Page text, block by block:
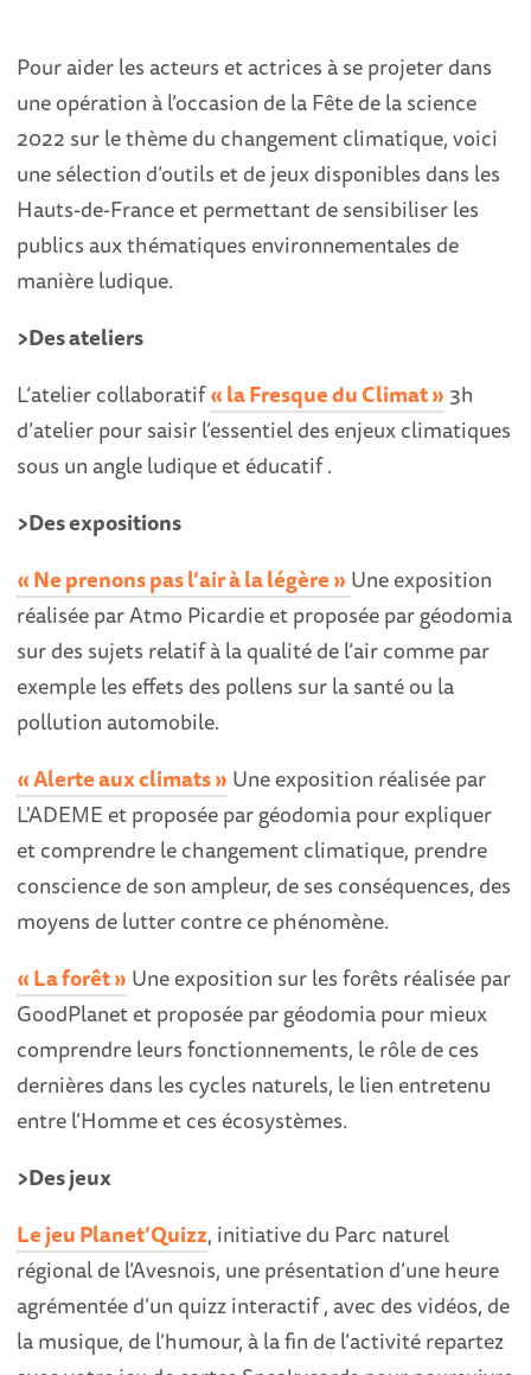
Pour aider les acteurs et actrices à se projeter dans
une opération à l’occasion de la Fête de la science
2022 sur le thème du changement climatique, voici
une sélection d’outils et de jeux disponibles dans les
Hauts-de-France et permettant de sensibiliser les
publics aux thématiques environnementales de
manière ludique.
>Des ateliers
L’atelier collaboratif« la Fresque du Climat »3h
d’atelier pour saisir l’essentiel des enjeux climatiques
sous un angle ludique et éducatif .
>Des expositions
« Ne prenons pas l’air à la légère » Une exposition
réalisée par Atmo Picardie et proposée par géodomia
sur des sujets relatif à la qualité de l’air comme par
exemple les effets des pollens sur la santé ou la
pollution automobile.
« Alerte aux climats » Une exposition réalisée par
L'ADEME et proposée par géodomia pour expliquer
et comprendre le changement climatique, prendre
conscience de son ampleur, de ses conséquences, des
moyens de lutter contre ce phénomène.
« La forêt » Une exposition sur les forêts réalisée par
GoodPlanet et proposée par géodomia pour mieux
comprendre leurs fonctionnements, le rôle de ces
dernières dans les cycles naturels, le lien entretenu
entre l’Homme et ces écosystèmes.
>Des jeux
Le jeu Planet’Quizz, initiative du Parc naturel
régional de l’Avesnois, une présentation d’une heure
agrémentée d’un quizz interactif , avec des vidéos, de
la musique, de l’humour, à la fin de l’activité repartez